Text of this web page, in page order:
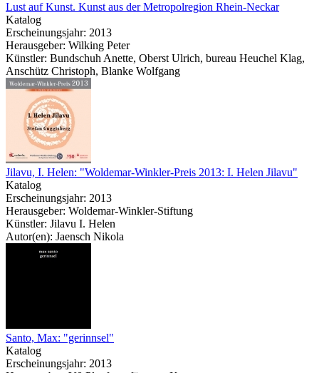
Lust auf Kunst. Kunst aus der Metropolregion Rhein-Neckar
Katalog
Erscheinungsjahr: 2013
Herausgeber: Wilking Peter
Künstler: Bundschuh Anette, Oberst Ulrich, bureau Heuchel Klag,
Anschütz Christoph, Blanke Wolfgang
Jilavu, I. Helen: "Woldemar-Winkler-Preis 2013: I. Helen Jilavu"
Katalog
Erscheinungsjahr: 2013
Herausgeber: Woldemar-Winkler-Stiftung
Künstler: Jilavu I. Helen
Autor(en): Jaensch Nikola
Santo, Max: "gerinnsel"
Katalog
Erscheinungsjahr: 2013